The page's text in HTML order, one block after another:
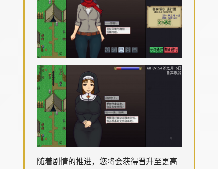
随着剧情的推进，您将会获得晋升至更高